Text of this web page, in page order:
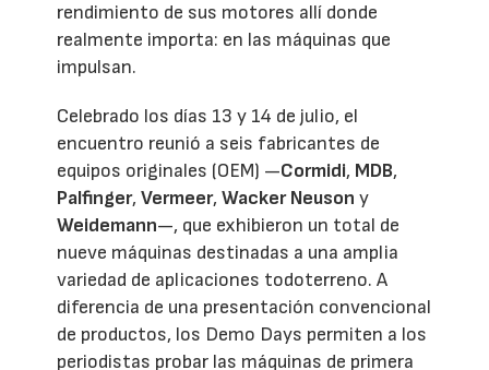
rendimiento de sus motores allí donde
realmente importa: en las máquinas que
impulsan.
Celebrado los días 13 y 14 de julio, el
encuentro reunió a seis fabricantes de
equipos originales (OEM) —Cormidi, MDB,
Palfinger,Vermeer,Wacker Neuson y
Weidemann—, que exhibieron un total de
nueve máquinas destinadas a una amplia
variedad de aplicaciones todoterreno. A
diferencia de una presentación convencional
de productos, los Demo Days permiten a los
periodistas probar las máquinas de primera